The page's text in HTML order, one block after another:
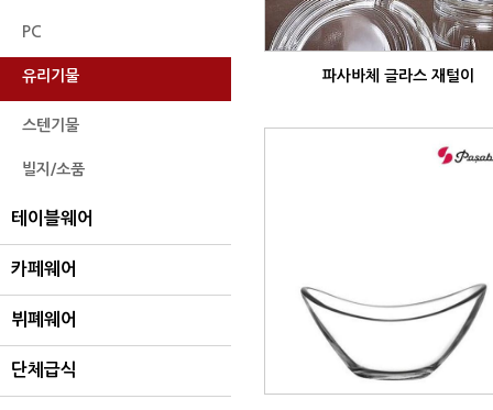
PC
유리기물
스텐기물
빌지/소품
테이블웨어
카페웨어
뷔폐웨어
단체급식
파사바체 글라스 재털이